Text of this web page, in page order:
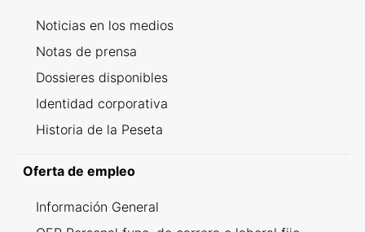
Noticias en los medios
Notas de prensa
Dossieres disponibles
Identidad corporativa
Historia de la Peseta
Oferta de empleo
Información General